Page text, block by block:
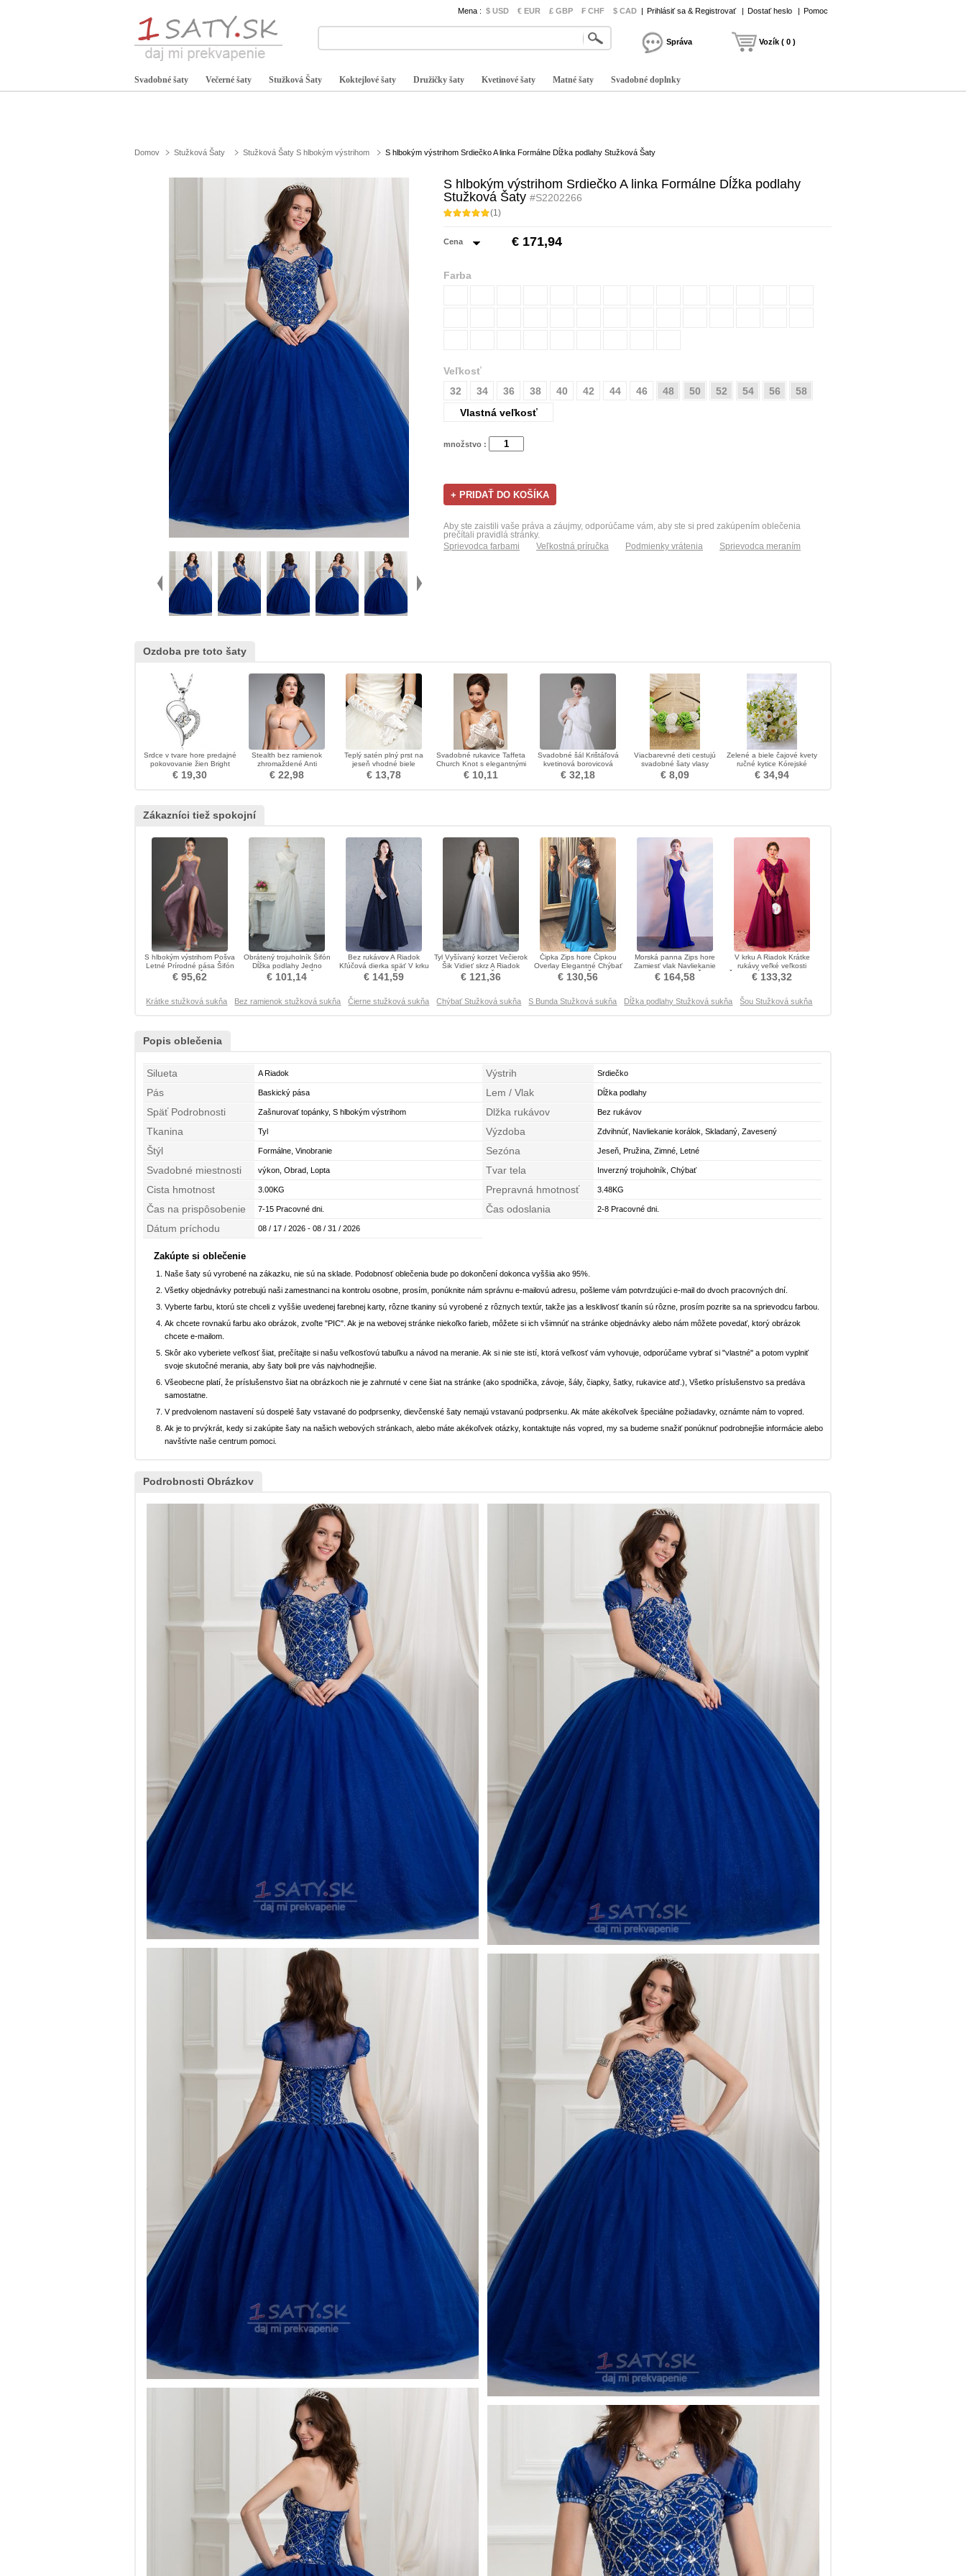
Mena : $ USD € EUR £ GBP ₣ CHF $ CAD | Prihlásiť sa & Registrovať | Dostať heslo | Pomoc
Správa Vozík ( 0 )
Svadobné šaty Večerné šaty Stužková Šaty Koktejlové šaty Družičky šaty Kvetinové šaty Matné šaty Svadobné doplnky
Domov Stužková Šaty Stužková Šaty S hlbokým výstrihom S hlbokým výstrihom Srdiečko A linka Formálne Dĺžka podlahy Stužková Šaty
S hlbokým výstrihom Srdiečko A linka Formálne Dĺžka podlahy
Stužková Šaty #S2202266
(1)
Cena € 171,94
Farba
Veľkosť
32
34 36 38 40 42 44 46 48 50 52 54 56
58
Vlastná veľkosť
množstvo :
Aby ste zaistili vaše práva a záujmy, odporúčame vám, aby ste si pred zakúpením oblečenia
prečítali pravidlá stránky.
Sprievodca farbami
Veľkostná príručka Podmienky vrátenia Sprievodca meraním
Ozdoba pre toto šaty
Srdce v tvare hore predajné
pokovovanie žien Bright
Shine Pendant
€ 19,30
Stealth bez ramienok
zhromaždené Anti
vyprázdnené silikónové
priedušné neviditeľné
€ 22,98
Teplý satén plný prst na
jeseň vhodné biele
svadobné rukavice
€ 13,78
Svadobné rukavice Taffeta
Church Knot s elegantnými
náušnicami
€ 10,11
Svadobné šál Krištáľová
kvetinová borovicová
romantická izba
€ 32,18
Viacbarevné deti cestujú
svadobné šaty vlasy
pokrývky hlavy dievčat
€ 8,09
Zelené a biele čajové kvety
ručné kytice Kórejské
nevesty si vzal simuláciu
€ 34,94
Zákazníci tiež spokojní
S hlbokým výstrihom Pošva
Letné Prírodné pása Šifón
Stužková Šaty
€ 95,62
Obrátený trojuholník Šifón
Dĺžka podlahy Jedno
rameno Stužková Šaty
€ 101,14
Bez rukávov A Riadok
Kľúčová dierka späť V krku
Stužková Šaty
€ 141,59
Tyl Vyšívaný korzet Večierok
Šik Vidieť skrz A Riadok
Stužková Šaty
€ 121,36
Čipka Zips hore Čipkou
Overlay Elegantné Chýbať
Stužková Šaty
€ 130,56
Morská panna Zips hore
Zamiesť vlak Navliekanie
korálok Stužková Šaty
€ 164,58
V krku A Riadok Krátke
rukávy veľké veľkosti
Členok dĺžka Prom Obleko
€ 133,32
Krátke stužková sukňa Bez ramienok stužková sukňa Čierne stužková sukňa Chýbať Stužková sukňa S Bunda Stužková sukňa Dĺžka podlahy Stužková sukňa Šou Stužková sukňa
Popis oblečenia
Silueta A Riadok Výstrih Srdiečko
Pás Baskický pása Lem / Vlak Dĺžka podlahy
Späť Podrobnosti Zašnurovať topánky, S hlbokým výstrihom Dlžka rukávov Bez rukávov
Tkanina Tyl Výzdoba Zdvihnúť, Navliekanie korálok, Skladaný, Zavesený
Štýl Formálne, Vinobranie Sezóna Jeseň, Pružina, Zimné, Letné
Svadobné miestnosti výkon, Obrad, Lopta Tvar tela Inverzný trojuholník, Chýbať
Cista hmotnost 3.00KG Prepravná hmotnosť 3.48KG
Čas na prispôsobenie 7-15 Pracovné dni. Čas odoslania 2-8 Pracovné dni.
Dátum príchodu 08 / 17 / 2026 - 08 / 31 / 2026
Zakúpte si oblečenie
Naše šaty sú vyrobené na zákazku, nie sú na sklade. Podobnosť oblečenia bude po dokončení dokonca vyššia ako 95%.
Všetky objednávky potrebujú naši zamestnanci na kontrolu osobne, prosím, ponúknite nám správnu e-mailovú adresu, pošleme vám potvrdzujúci e-mail do dvoch pracovných dní.
Vyberte farbu, ktorú ste chceli z vyššie uvedenej farebnej karty, rôzne tkaniny sú vyrobené z rôznych textúr, takže jas a lesklivosť tkanín sú rôzne, prosím pozrite sa na sprievodcu farbou.
Ak chcete rovnakú farbu ako obrázok, zvoľte "PIC". Ak je na webovej stránke niekoľko farieb, môžete si ich všimnúť na stránke objednávky alebo nám môžete povedať, ktorý obrázok
chcete e-mailom.
Skôr ako vyberiete veľkosť šiat, prečítajte si našu veľkosťovú tabuľku a návod na meranie. Ak si nie ste istí, ktorá veľkosť vám vyhovuje, odporúčame vybrať si "vlastné" a potom vyplniť
svoje skutočné merania, aby šaty boli pre vás najvhodnejšie.
Všeobecne platí, že príslušenstvo šiat na obrázkoch nie je zahrnuté v cene šiat na stránke (ako spodnička, závoje, šály, čiapky, šatky, rukavice atď.), Všetko príslušenstvo sa predáva
samostatne.
V predvolenom nastavení sú dospelé šaty vstavané do podprsenky, dievčenské šaty nemajú vstavanú podprsenku. Ak máte akékoľvek špeciálne požiadavky, oznámte nám to vopred.
Ak je to prvýkrát, kedy si zakúpite šaty na našich webových stránkach, alebo máte akékoľvek otázky, kontaktujte nás vopred, my sa budeme snažiť ponúknuť podrobnejšie informácie alebo
navštívte naše centrum pomoci.
Podrobnosti Obrázkov